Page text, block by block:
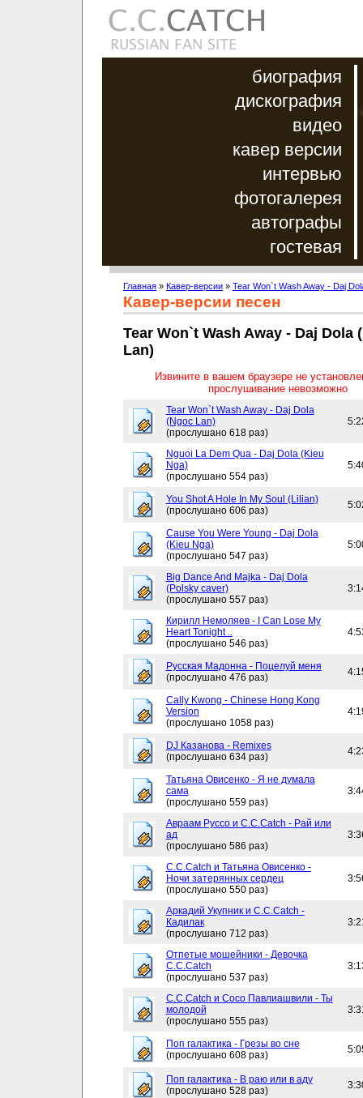
биография
дискография
видео
кавер версии
интервью
фотогалерея
автографы
гостевая
Главная » Кавер-версии » Tear Won`t Wash Away - Daj
Кавер-версии песен
Tear Won`t Wash Away - Daj Dola
Lan)
Извините в вашем браузере не
прослушивание невозможно
Tear Won`t Wash Away - Daj Dola
(Ngoc Lan)
(прослушано 618 раз)
Nguoi La Dem Qua - Daj Dola (Kieu
Nga)
(прослушано 554 раз)
You Shot A Hole In My Soul (Lilian)
(прослушано 606 раз)
Cause You Were Young - Daj Dola
(Kieu Nga)
(прослушано 547 раз)
Big Dance And Majka - Daj Dola
(Polsky caver)
(прослушано 557 раз)
Кирилл Немоляев - I Can Lose My
Heart Tonight ..
(прослушано 546 раз)
Русская Мадонна - Поцелуй меня
(прослушано 476 раз)
Cally Kwong - Chinese Hong Kong
Version
(прослушано 1058 раз)
DJ Казанова - Remixes
(прослушано 634 раз)
Татьяна Овисенко - Я не думала
сама
(прослушано 559 раз)
Авраам Руссо и C.C.Catch - Рай или
ад
(прослушано 586 раз)
C.C.Catch и Татьяна Овисенко -
Ночи затерянных сердец
(прослушано 550 раз)
Аркадий Укупник и C.C.Catch -
Кадилак
(прослушано 712 раз)
Отпетые мошейники - Девочка
C.C.Catch
(прослушано 537 раз)
C.C.Catch и Сосо Павлиашвили - Ты
молодой
(прослушано 555 раз)
Поп галактика - Грезы во сне
(прослушано 608 раз)
Поп галактика - В раю или в аду
(прослушано 528 раз)